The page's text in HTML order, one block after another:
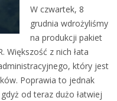
W czwartek, 8
grudnia wdrożyliśmy
na produkcji pakiet
Większość z nich łata
który jest
Poprawia to jednak
od teraz dużo łatwiej